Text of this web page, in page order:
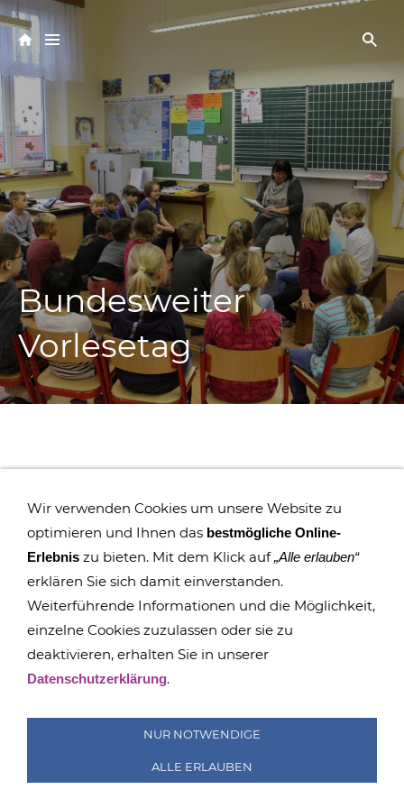
Bundesweiter
Vorlesetag
IMPRESSUM COOKIES
SUCHEN
© GRUNDSCHULE RÖTHA 2015 - 2026
Wir verwenden Cookies um unsere Website zu
optimieren und Ihnen das bestmögliche Online-
Erlebnis zu bieten. Mit dem Klick auf„Alle erlauben“
erklären Sie sich damit einverstanden.
Weiterführende Informationen und die Möglichkeit,
einzelne Cookies zuzulassen oder sie zu
deaktivieren, erhalten Sie in unserer
Datenschutzerklärung.
NUR NOTWENDIGE
ALLE ERLAUBEN